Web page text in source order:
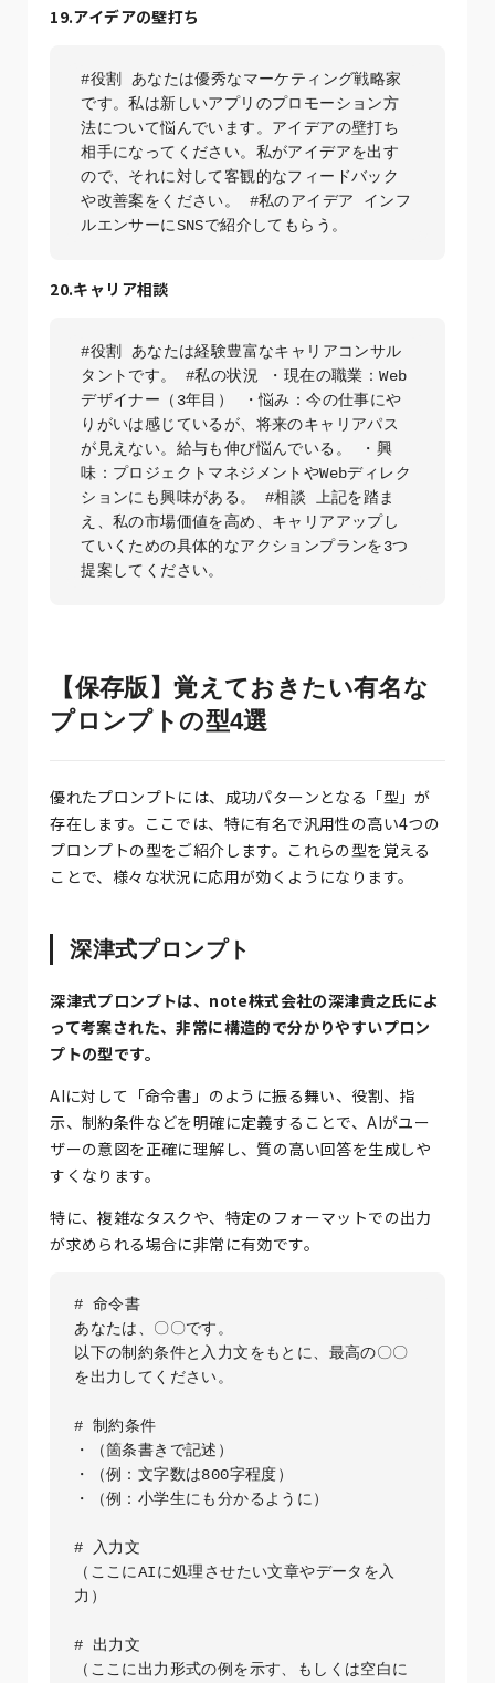
19.アイデアの壁打ち
#役割 あなたは優秀なマーケティング戦略家
です。私は新しいアプリのプロモーション方
法について悩んでいます。アイデアの壁打ち
相手になってください。私がアイデアを出す
ので、それに対して客観的なフィードバック
や改善案をください。 #私のアイデア インフ
ルエンサーにSNSで紹介してもらう。
20.キャリア相談
#役割 あなたは経験豊富なキャリアコンサル
タントです。 #私の状況 ・現在の職業：Web
デザイナー（3年目） ・悩み：今の仕事にや
りがいは感じているが、将来のキャリアパス
が見えない。給与も伸び悩んでいる。 ・興
味：プロジェクトマネジメントやWebディレク
ションにも興味がある。 #相談 上記を踏ま
え、私の市場価値を高め、キャリアアップし
ていくための具体的なアクションプランを3つ
提案してください。
【保存版】覚えておきたい有名な
プロンプトの型4選
優れたプロンプトには、成功パターンとなる「型」が
存在します。ここでは、特に有名で汎用性の高い4つの
プロンプトの型をご紹介します。これらの型を覚える
ことで、様々な状況に応用が効くようになります。
深津式プロンプト
深津式プロンプトは、note株式会社の深津貴之氏によ
って考案された、非常に構造的で分かりやすいプロン
プトの型です。
AIに対して「命令書」のように振る舞い、役割、指
示、制約条件などを明確に定義することで、AIがユー
ザーの意図を正確に理解し、質の高い回答を生成しや
すくなります。
特に、複雑なタスクや、特定のフォーマットでの出力
が求められる場合に非常に有効です。
# 命令書
あなたは、〇〇です。
以下の制約条件と入力文をもとに、最高の〇〇
を出力してください。
# 制約条件
・（箇条書きで記述）
・（例：文字数は800字程度）
・（例：小学生にも分かるように）
# 入力文
（ここにAIに処理させたい文章やデータを入
力）
# 出力文
（ここに出力形式の例を示す、もしくは空白に